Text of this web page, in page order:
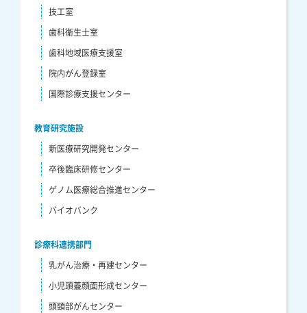
技工室
歯科衛生士室
歯科地域医療支援室
院内がん登録室
国際診療支援センター
教育研究施設
新医療研究開発センター
卒後臨床研修センター
ゲノム医療総合推進センター
バイオバンク
診療科連携部門
乳がん治療・再建センター
小児頭蓋顔面形成センター
頭頸部がんセンター